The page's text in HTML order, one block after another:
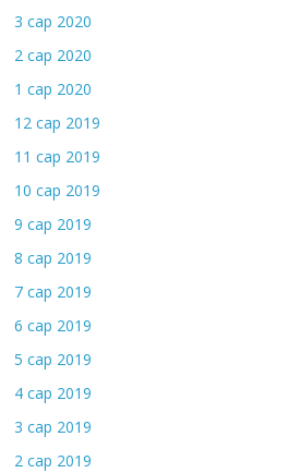
3 сар 2020
2 сар 2020
1 сар 2020
12 сар 2019
11 сар 2019
10 сар 2019
9 сар 2019
8 сар 2019
7 сар 2019
6 сар 2019
5 сар 2019
4 сар 2019
3 сар 2019
2 сар 2019